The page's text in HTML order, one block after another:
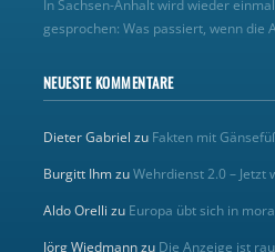
In Sachsen-Anhalt wird wieder
gesprochen: Was passiert, wenn die
NEUESTE KOMMENTARE
Dieter Gabriel zu Fakten mit
Burgitt IhmzuWehrdienst 2.0 – Jetzt
Aldo Orelli zu Europa übt sich in
Jörg Wiedmannzu Die Anzeige ist